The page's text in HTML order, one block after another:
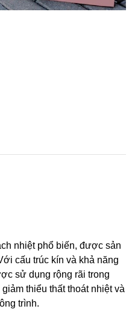
nhiệt phổ biến, được sản
cấu trúc kín và khả năng
sử dụng rộng rãi trong
thiểu thất thoát nhiệt và
trình.